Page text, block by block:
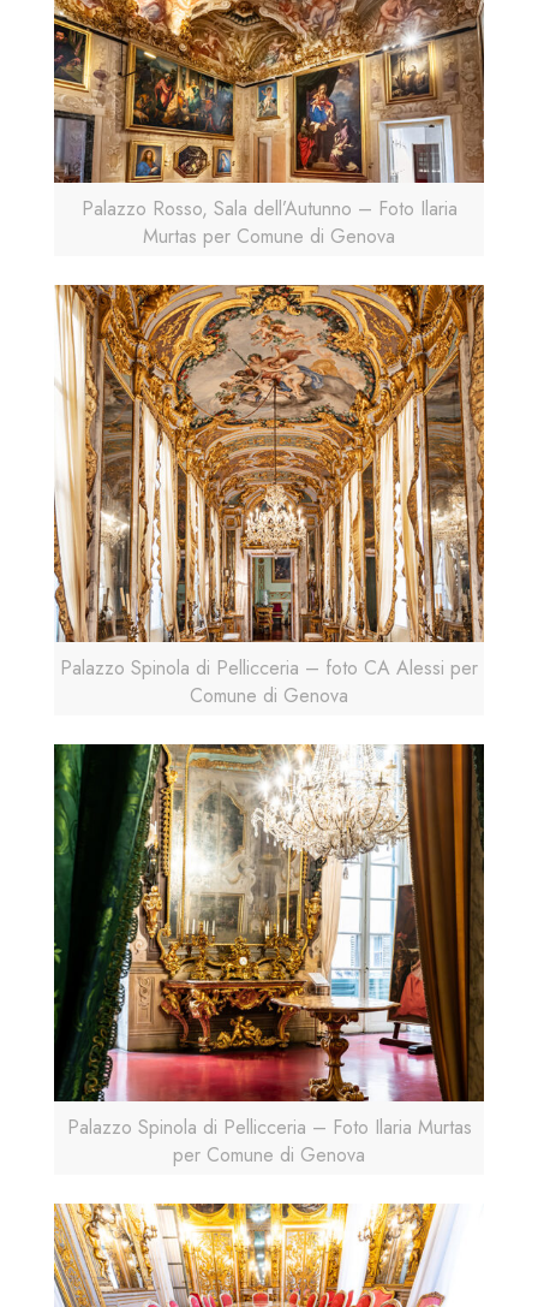
Palazzo Rosso, Sala dell’Autunno – Foto Ilaria
Murtas per Comune di Genova
Palazzo Spinola di Pellicceria – foto CA Alessi per
Comune di Genova
Palazzo Spinola di Pellicceria – Foto Ilaria Murtas
per Comune di Genova